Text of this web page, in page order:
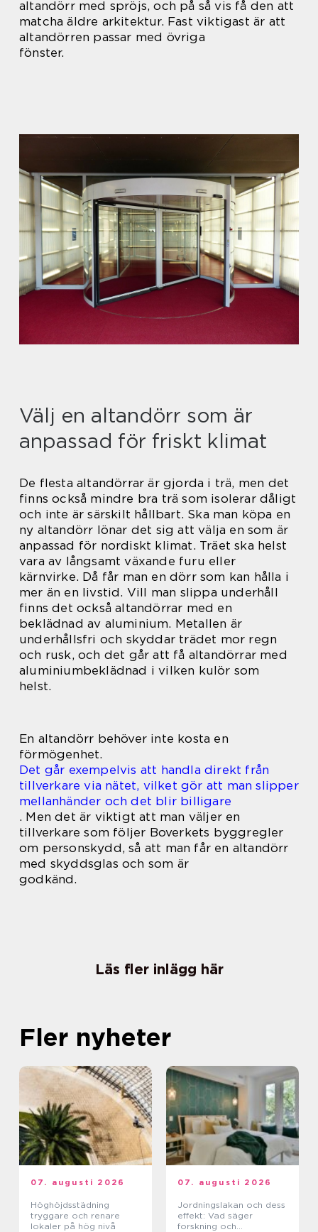
altandörr med spröjs, och på så vis få den att
matcha äldre arkitektur. Fast viktigast är att
altandörren passar med övriga
fönster.
Välj en altandörr som är
anpassad för friskt klimat
De flesta altandörrar är gjorda i trä, men det
finns också mindre bra trä som isolerar dåligt
och inte är särskilt hållbart. Ska man köpa en
ny altandörr lönar det sig att välja en som är
anpassad för nordiskt klimat. Träet ska helst
vara av långsamt växande furu eller
kärnvirke. Då får man en dörr som kan hålla i
mer än en livstid. Vill man slippa underhåll
finns det också altandörrar med en
beklädnad av aluminium. Metallen är
underhållsfri och skyddar trädet mor regn
och rusk, och det går att få altandörrar med
aluminiumbeklädnad i vilken kulör som
helst.
En altandörr behöver inte kosta en
förmögenhet.
Det går exempelvis att handla direkt från
tillverkare via nätet, vilket gör att man slipper
mellanhänder och det blir billigare
. Men det är viktigt att man väljer en
tillverkare som följer Boverkets byggregler
om personskydd, så att man får en altandörr
med skyddsglas och som är
godkänd.
Läs fler inlägg här
Fler nyheter
07. augusti 2026
Höghöjdsstädning
tryggare och renare
lokaler på hög nivå
07. augusti 2026
Jordningslakan och dess
effekt: Vad säger
forskning och